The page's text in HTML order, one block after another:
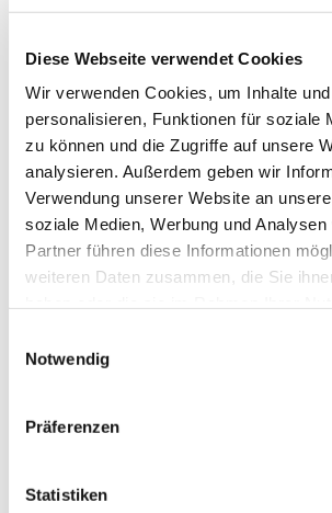
Diese Webseite verwendet Cookies
Wir verwenden Cookies, um Inhalte
personalisieren, Funktionen für soziale
zu können und die Zugriffe auf unsere
analysieren. Außerdem geben wir
Verwendung unserer Website an
soziale Medien, Werbung und
Partner führen diese Informationen
weiteren Daten zusammen, die Sie
Notwendig
Präferenzen
Statistiken
Sonntag, 30. Mai 2027,
Evang. Pfarrgemeinde
Hochstraße 3, 7471